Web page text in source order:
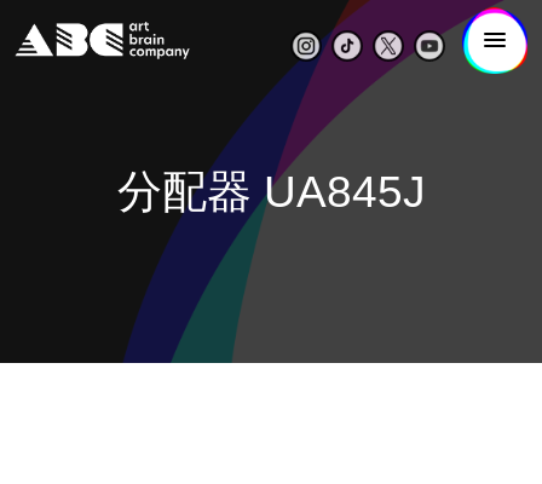
分配器 UA845J